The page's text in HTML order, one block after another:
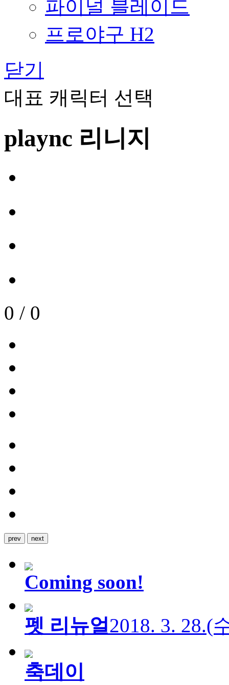
파이널 블레이드
프로야구 H2
닫기
대표 캐릭터 선택
plaync 리니지
0 / 0
prev next
Coming soon!
펫 리뉴얼2018. 3. 28.(
축데이